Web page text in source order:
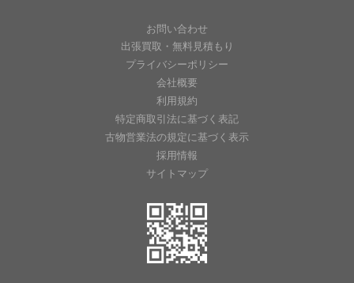
お問い合わせ
出張買取・無料見積もり
プライバシーポリシー
会社概要
利用規約
特定商取引法に基づく表記
古物営業法の規定に基づく表示
採用情報
サイトマップ